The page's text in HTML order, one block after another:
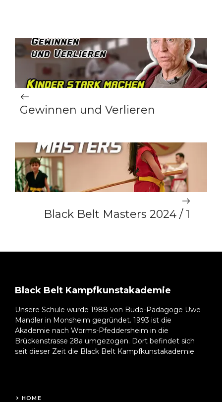
Gewinnen und Verlieren
Black Belt Masters 2024 / 1
Black Belt Kampfkunstakademie
Unsere Schule wurde 1988 von Budo-Pädagoge Uwe
Mandler in Monsheim gegründet. 1993 ist die
Akademie nach Worms-Pfeddersheim in die
Brückenstrasse 28a umgezogen. Dort befindet sich
seit dieser Zeit die Black Belt Kampfkunstakademie.
HOME